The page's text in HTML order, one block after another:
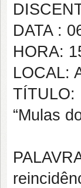
DATA :
HORA:
LOCAL:
TÍTULO:
“Mulas